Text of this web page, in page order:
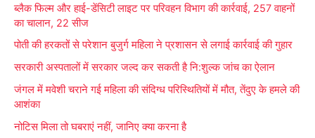
o
ब्लैक फिल्म और हाई-डेंसिटी लाइट पर परिवहन विभाग की कार्रवाई, 257 वाहनों
का चालान, 22 सीज
पोती की हरकतों से परेशान बुजुर्ग महिला ने प्रशासन से लगाई कार्रवाई की गुहार
सरकारी अस्पतालों में सरकार जल्द कर सकती है नि:शुल्क जांच का ऐलान
जंगल में मवेशी चराने गई महिला की संदिग्ध परिस्थितियों में मौत, तेंदुए के हमले की
आशंका
नोटिस मिला तो घबराएं नहीं, जानिए क्या करना है